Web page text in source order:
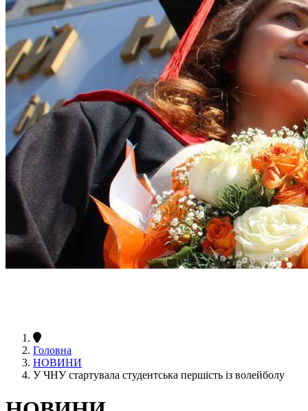
Головна
НОВИНИ
У ЧНУ стартувала студентська першість із волейболу